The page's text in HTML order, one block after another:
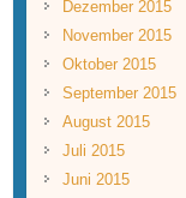
Dezember 2015
November 2015
Oktober 2015
September 2015
August 2015
Juli 2015
Juni 2015